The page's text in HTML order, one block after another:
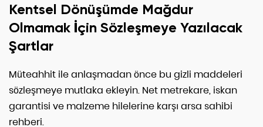
Kentsel Dönüşümde Mağdur
Olmamak İçin Sözleşmeye Yazılacak
Şartlar
Müteahhit ile anlaşmadan önce bu gizli maddeleri
sözleşmeye mutlaka ekleyin. Net metrekare, iskan
garantisi ve malzeme hilelerine karşı arsa sahibi
rehberi.